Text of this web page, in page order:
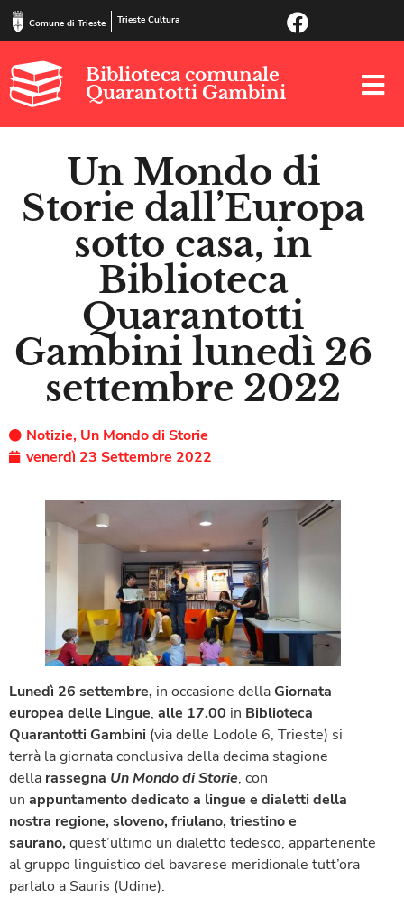
Comune di Trieste Trieste Cultura
Biblioteca comunale
Quarantotti Gambini
Un Mondo di
Storie dall’Europa
sotto casa, in
Biblioteca
Quarantotti
Gambini lunedì 26
settembre 2022
Notizie, Un Mondo di Storie
venerdì 23 Settembre 2022
Lunedì 26 settembre, in occasione dellaGiornata
europea delle Lingue, alle 17.00 in Biblioteca
Quarantotti Gambini (via delle Lodole 6, Trieste) si
terrà la giornata conclusiva della decima stagione
della rassegna Un Mondo di Storie, con
un appuntamento dedicato a lingue e dialetti della
nostra regione, sloveno, friulano, triestino e
saurano, quest’ultimo un dialetto tedesco, appartenente
al gruppo linguistico del bavarese meridionale tutt’ora
parlato a Sauris (Udine).